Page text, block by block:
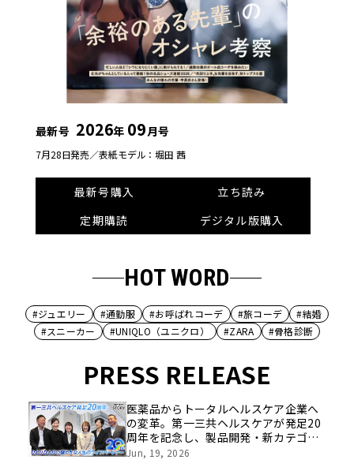
最新号 2026年 09月号
7月28日発売／表紙モデル：堀田 茜
最新号購入
立ち読み
定期購読
デジタル版購入
HOT WORD
#ジュエリー #通勤服 #お呼ばれコーデ #旅コーデ
#結婚
#スニーカー
#UNIQLO（ユニクロ） #ZARA #骨格診断
PRESS RELEASE
医薬品からトータルヘルスケア企業へ
の変革。第一三共ヘルスケアが発足20
周年を記念し、製品開発・新カテゴリ
挑戦の舞台や旧社統合時のエピソード
Jun, 19, 2026